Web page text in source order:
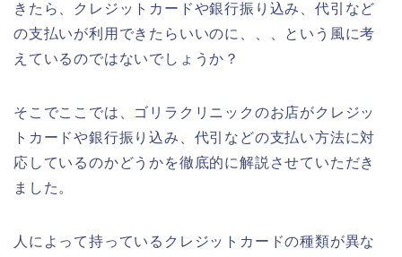
きたら、クレジットカードや銀行振り込み、代引など
の支払いが利用できたらいいのに、、、という風に考
えているのではないでしょうか？
そこでここでは、ゴリラクリニックのお店がクレジッ
トカードや銀行振り込み、代引などの支払い方法に対
応しているのかどうかを徹底的に解説させていただき
ました。
人によって持っているクレジットカードの種類が異な